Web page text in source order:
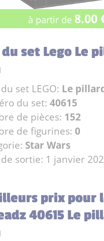
à partir de 8.00
set Lego Le
set LEGO: Le
du set: 40615
de pièces: 152
de figurines: 0
Star Wars
sortie: 1 janvier
prix pour
40615 Le